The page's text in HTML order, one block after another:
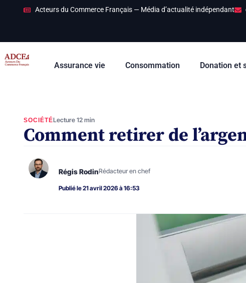
Acteurs du Commerce Français — Média d’actualité indépendant
Assurance vie Consommation Donation et
SOCIÉTÉLecture 12 min
Comment retirer de
Régis RodinRédacteur en chef
Publié le 21 avril 2026 à 16:53